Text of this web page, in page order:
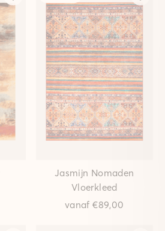
Jasmijn Nomaden
Vloerkleed
vanaf€89,00